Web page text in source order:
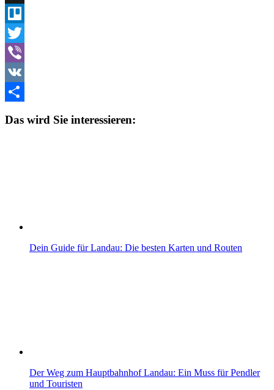
Digg
Trello
Twitter
Viber
VK
Das wird Sie interessieren:
Dein Guide für Landau: Die besten Karten und Routen
Der Weg zum Hauptbahnhof Landau: Ein Muss für Pendler
und Touristen